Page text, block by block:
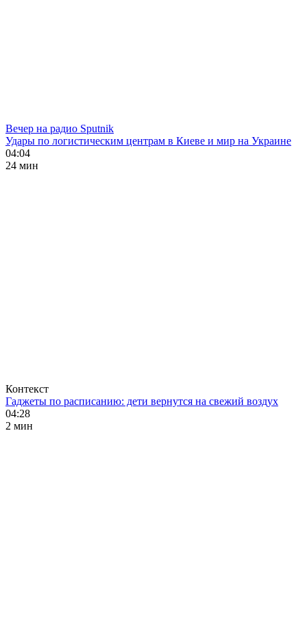
Вечер на радио Sputnik
Удары по логистическим центрам в Киеве и мир на Украине
04:04
24 мин
Контекст
Гаджеты по расписанию: дети вернутся на свежий воздух
04:28
2 мин